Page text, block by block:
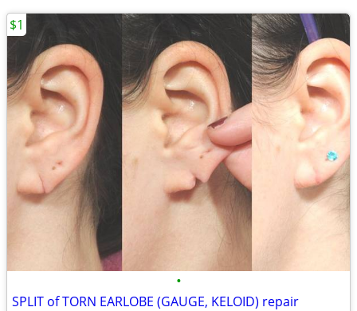
•
SPLIT of TORN EARLOBE (GAUGE, KELOID) repair
$1